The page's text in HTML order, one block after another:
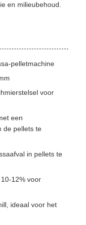
en milieubehoud.
pelletmachine
voor
een
de pellets te
in pellets te
12% voor
ideaal voor het